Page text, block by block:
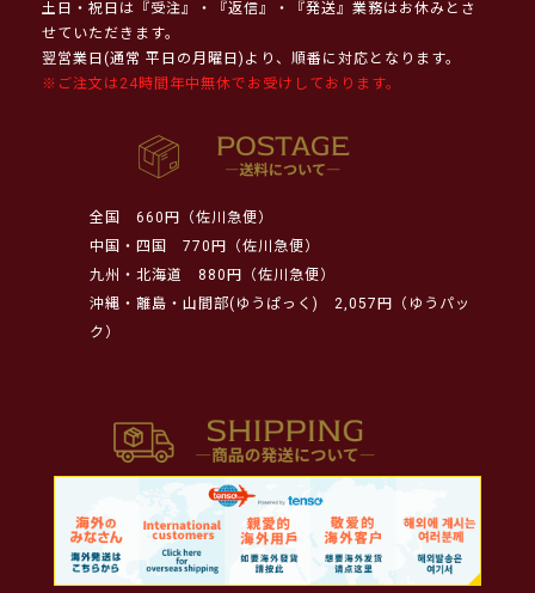
土日・祝日は『受注』・『返信』・『発送』業務はお休みとさ
せていただきます。
翌営業日(通常 平日の月曜日)より、順番に対応となります。
※ご注文は24時間年中無休でお受けしております。
全国
660円（佐川急便）
中国・四国
770円（佐川急便）
九州・北海道
880円（佐川急便）
沖縄・離島・山間部(ゆうぱっく)
2,057円（ゆうパッ
ク）